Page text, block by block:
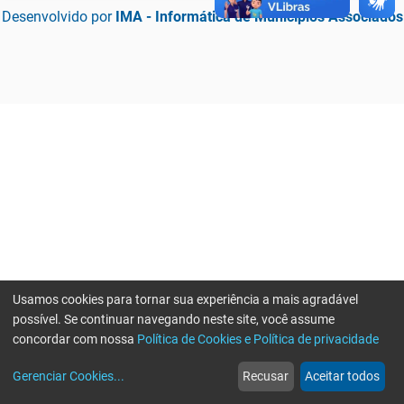
Desenvolvido por IMA - Informática de Municípios Associados
web
Notícias
more_horiz
Mais
Usamos cookies para tornar sua experiência a mais agradável
possível. Se continuar navegando neste site, você assume
concordar com nossa Política de Cookies e Política de privacidade
Gerenciar Cookies... Recusar Aceitar todos
Erro ao enviar informações, por favor tente novamente